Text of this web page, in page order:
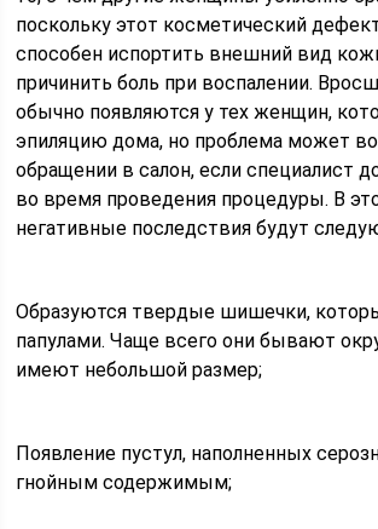
поскольку этот косметический
способен испортить внешний вид
причинить боль при воспалении.
обычно появляются у тех женщин,
эпиляцию дома, но проблема может
обращении в салон, если специалист
во время проведения процедуры. В
негативные последствия будут
Образуются твердые шишечки,
папулами. Чаще всего они бывают
имеют небольшой размер;
Появление пустул, наполненных
гнойным содержимым;